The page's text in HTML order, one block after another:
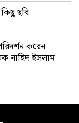
ছবি
করেন
নাহিদ ইসলাম